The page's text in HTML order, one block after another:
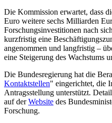
Die Kommission erwartet, dass
Euro weitere sechs Milliarden
Forschungsinvestitionen nach
kurzfristig eine
angenommen und langfristig –
eine Steigerung des Wachstums
Die Bundesregierung hat die
Kontaktstellen" eingerichtet, die
Antragsstellung unterstützt.
auf derWebsite des
Forschung.